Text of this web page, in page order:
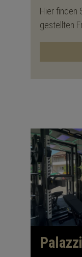
Hier finden
gestellten